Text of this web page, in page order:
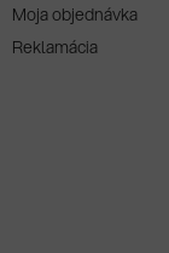
Moja objednávka
Reklamácia